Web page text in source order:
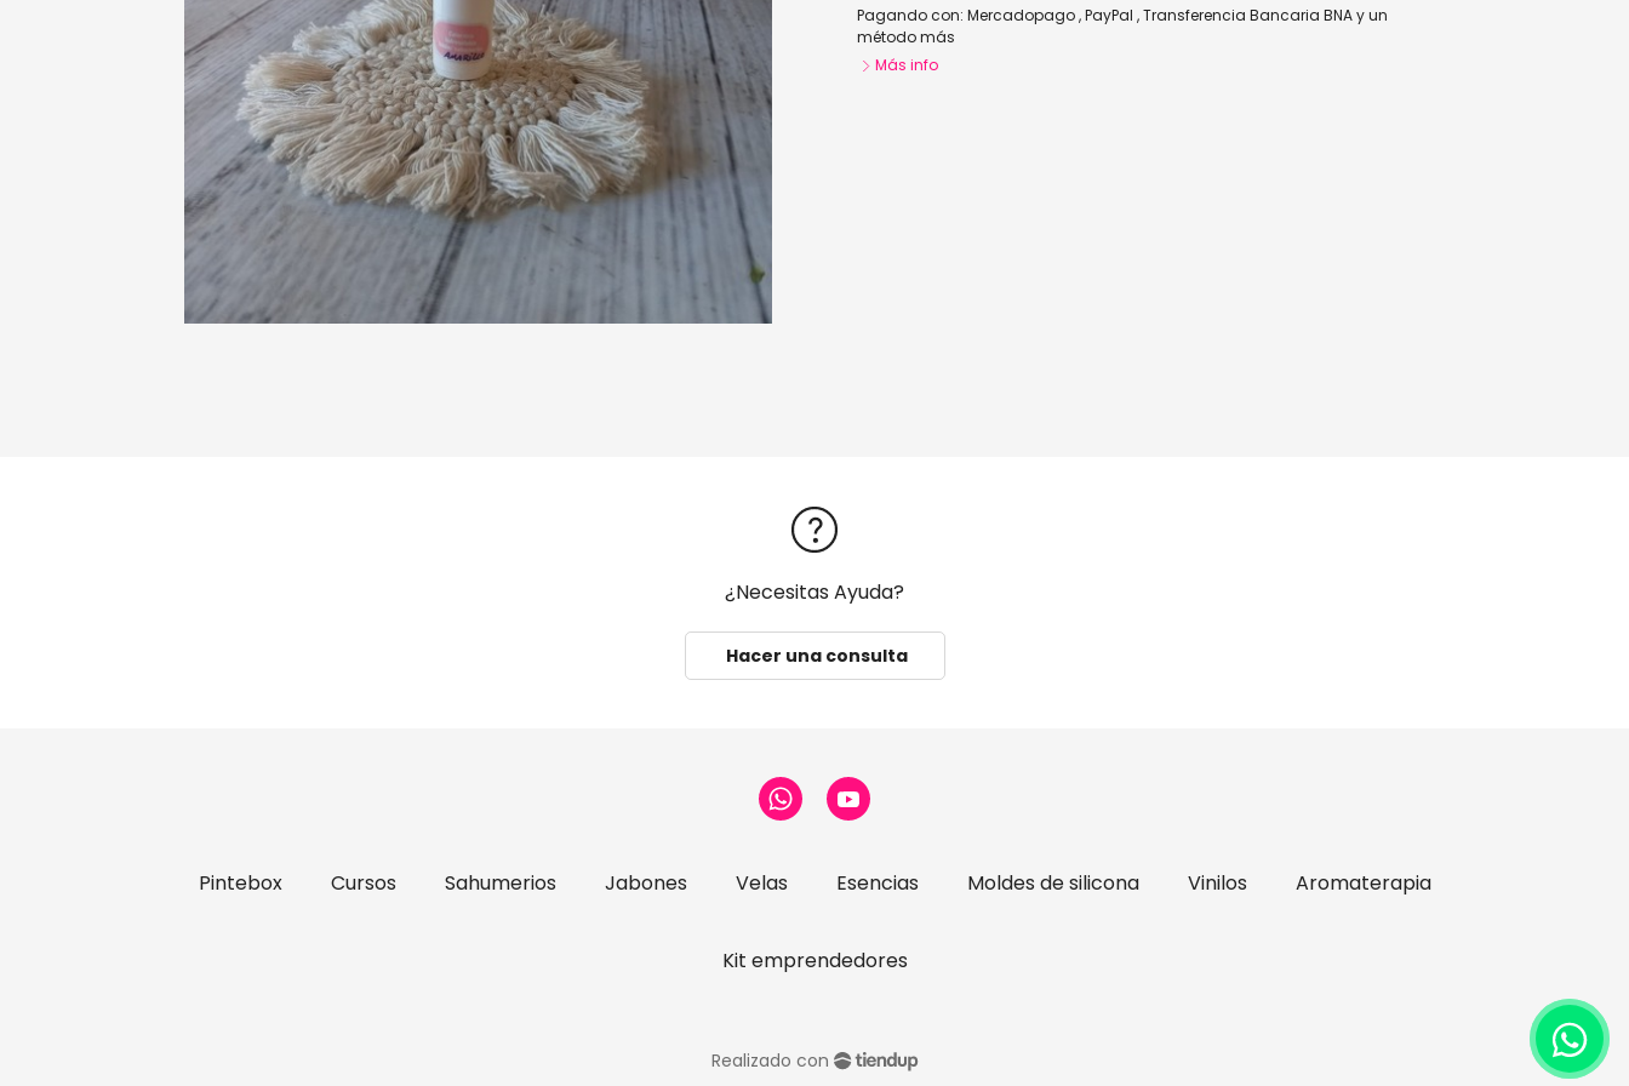
Pagando con: Mercadopago,PayPal ,Transferencia Bancaria BNAy un
método más
Más info
¿Necesitas Ayuda?
Hacer una consulta
Pintebox Cursos Sahumerios Jabones Velas Esencias Moldes de silicona Vinilos Aromaterapia
Kit emprendedores
Realizado con